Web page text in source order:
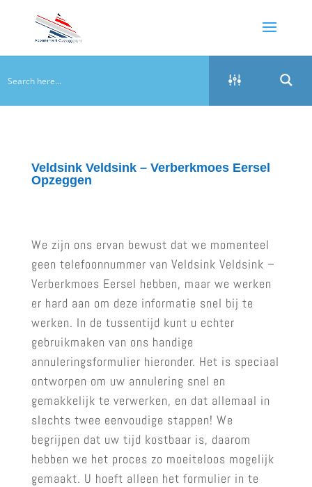
Veldsink Veldsink – Verberkmoes Eersel
Opzeggen
We zijn ons ervan bewust dat we momenteel
geen telefoonnummer van Veldsink Veldsink –
Verberkmoes Eersel hebben, maar we werken
er hard aan om deze informatie snel bij te
werken. In de tussentijd kunt u echter
gebruikmaken van ons handige
annuleringsformulier hieronder. Het is speciaal
ontworpen om uw annulering snel en
gemakkelijk te verwerken, en dat allemaal in
slechts twee eenvoudige stappen! We
begrijpen dat uw tijd kostbaar is, daarom
hebben we het proces zo moeiteloos mogelijk
gemaakt. U hoeft alleen het formulier in te